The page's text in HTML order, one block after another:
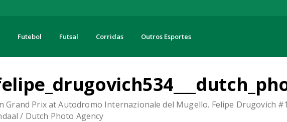
Futebol Futsal Corridas Outros Esportes
Grand Prix at Autodromo Internazionale del Mugello. Felipe Drugovich
/ Dutch Photo Agency